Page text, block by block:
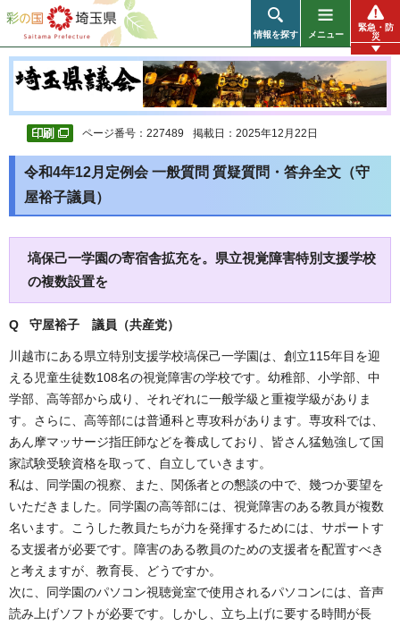
彩の国 埼玉県
情報を探す メニュー
緊急・防
災
ページ番号：227489 掲載日：2025年12月22日
令和4年12月定例会 一般質問 質疑質問・答弁全文（守
屋裕子議員）
塙保己一学園の寄宿舎拡充を。県立視覚障害特別支援学校
の複数設置を
Q 守屋裕子 議員（共産党）
川越市にある県立特別支援学校塙保己一学園は、創立115年目を迎
える児童生徒数108名の視覚障害の学校です。幼稚部、小学部、中
学部、高等部から成り、それぞれに一般学級と重複学級がありま
す。さらに、高等部には普通科と専攻科があります。専攻科では、
あん摩マッサージ指圧師などを養成しており、皆さん猛勉強して国
家試験受験資格を取って、自立していきます。
私は、同学園の視察、また、関係者との懇談の中で、幾つか要望を
いただきました。同学園の高等部には、視覚障害のある教員が複数
名います。こうした教員たちが力を発揮するためには、サポートす
る支援者が必要です。障害のある教員のための支援者を配置すべき
と考えますが、教育長、どうですか。
次に、同学園のパソコン視聴覚室で使用されるパソコンには、音声
読み上げソフトが必要です。しかし、立ち上げに要する時間が長